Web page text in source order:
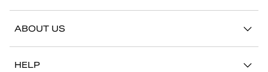
ABOUT US
HELP